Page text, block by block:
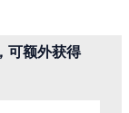
，可额外获得